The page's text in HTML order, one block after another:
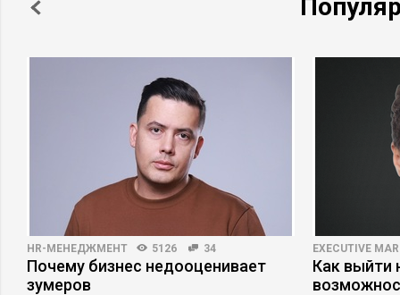
Холдинга, как Аленка, Бабаевский,
HR-МЕНЕДЖМЕНТ 5126 34
Почему бизнес недооценивает
зумеров
EXECUTIVE
Как выйти